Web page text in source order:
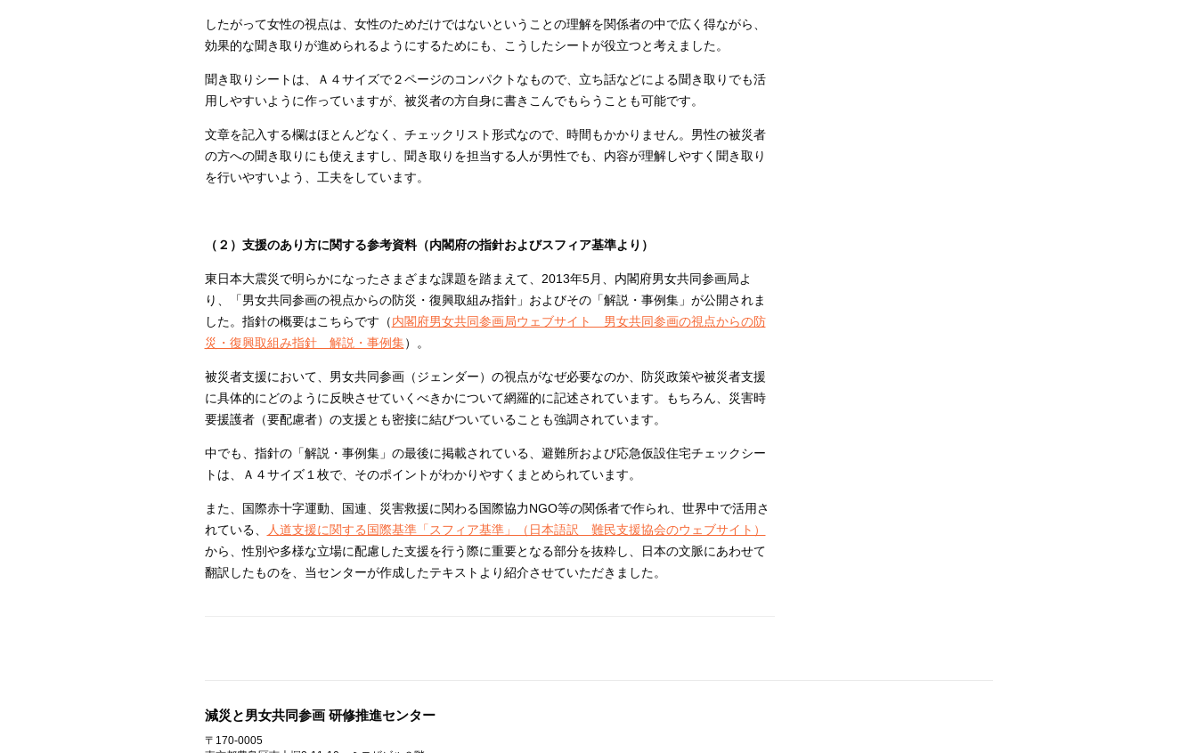
したがって女性の視点は、女性のためだけではないということの理解を関係者の中で広く得ながら、
効果的な聞き取りが進められるようにするためにも、こうしたシートが役立つと考えました。
聞き取りシートは、Ａ４サイズで２ページのコンパクトなもので、立ち話などによる聞き取りでも活
用しやすいように作っていますが、被災者の方自身に書きこんでもらうことも可能です。
文章を記入する欄はほとんどなく、チェックリスト形式なので、時間もかかりません。男性の被災者
の方への聞き取りにも使えますし、聞き取りを担当する人が男性でも、内容が理解しやすく聞き取り
を行いやすいよう、工夫をしています。
（２）支援のあり方に関する参考資料（内閣府の指針およびスフィア基準より）
東日本大震災で明らかになったさまざまな課題を踏まえて、2013年5月、内閣府男女共同参画局よ
り、「男女共同参画の視点からの防災・復興取組み指針」およびその「解説・事例集」が公開されま
した。指針の概要はこちらです（内閣府男女共同参画局ウェブサイト 男女共同参画の視点からの防
災・復興取組み指針 解説・事例集）。
被災者支援において、男女共同参画（ジェンダー）の視点がなぜ必要なのか、防災政策や被災者支援
に具体的にどのように反映させていくべきかについて網羅的に記述されています。もちろん、災害時
要援護者（要配慮者）の支援とも密接に結びついていることも強調されています。
中でも、指針の「解説・事例集」の最後に掲載されている、避難所および応急仮設住宅チェックシー
トは、Ａ４サイズ１枚で、そのポイントがわかりやすくまとめられています。
また、国際赤十字運動、国連、災害救援に関わる国際協力NGO等の関係者で作られ、世界中で活用さ
れている、
人道支援に関する国際基準「スフィア基準」（日本語訳 難民支援協会のウェブサイト）
から、性別や多様な立場に配慮した支援を行う際に重要となる部分を抜粋し、日本の文脈にあわせて
翻訳したものを、当センターが作成したテキストより紹介させていただきました。
減災と男女共同参画 研修推進センター
〒170-0005